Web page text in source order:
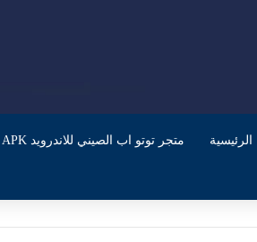
الرئيسية متجر توتو اب الصيني للاندرويد APK